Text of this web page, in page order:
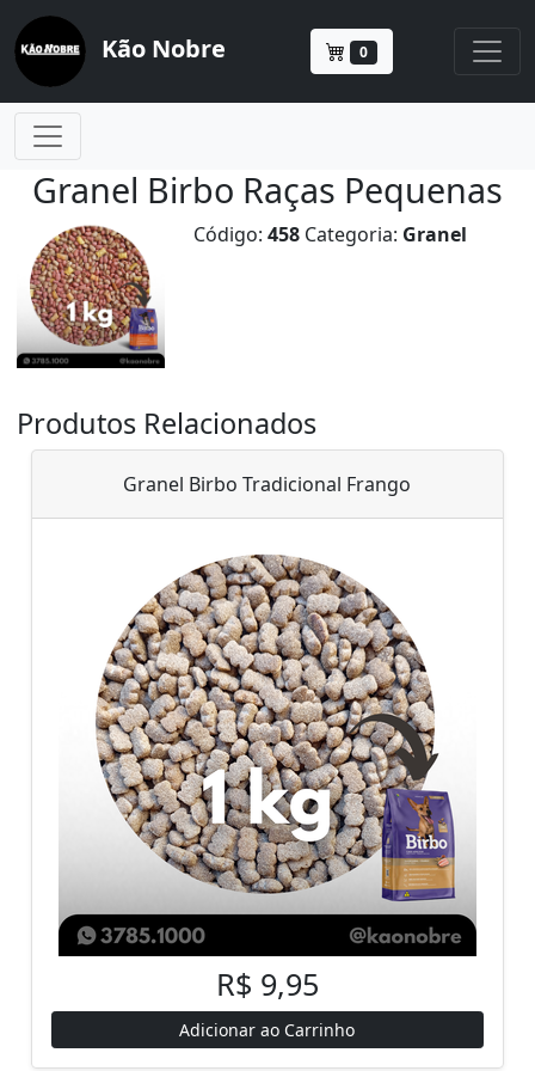
Kão Nobre 0
Granel Birbo Raças Pequenas
Código:458 Categoria: Granel
Produtos Relacionados
Granel Birbo Tradicional Frango
R$ 9,95
Adicionar ao Carrinho